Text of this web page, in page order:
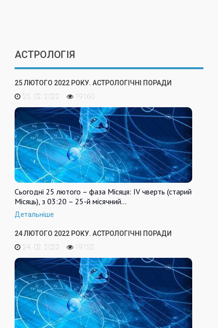
АСТРОЛОГІЯ
25 ЛЮТОГО 2022 РОКУ. АСТРОЛОГІЧНІ ПОРАДИ
25. 02. 2022
19160
Сьогодні 25 лютого – фаза Місяця: IV чверть (старий
Місяць), з 03:20 – 25-й місячний…
Детальніше
24 ЛЮТОГО 2022 РОКУ. АСТРОЛОГІЧНІ ПОРАДИ
24. 02. 2022
19152